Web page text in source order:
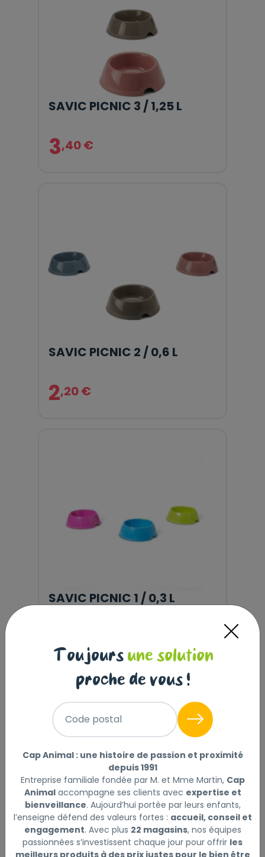
SAVIC PICNIC 3 / 1,25 L
3,40 €
SAVIC PICNIC 2 / 0,6 L
2,20 €
SAVIC PICNIC 1 / 0,3 L
SAVIC DELICE DOUBLE / 2 X
Toujours une solution
proche de vous !
Code postal
Cap Animal : une histoire de passion et proximité
depuis 1991
Entreprise familiale fondée par M. et Mme Martin, Cap
Animalaccompagne ses clients avec expertise et
bienveillance. Aujourd’hui portée par leurs enfants,
l’enseigne défend des valeurs fortes : accueil, conseil et
engagement. Avec plus 22 magasins, nos équipes
passionnées s’investissent chaque jour pour offrir les
meilleurs produits à des prix justes pour le bien être